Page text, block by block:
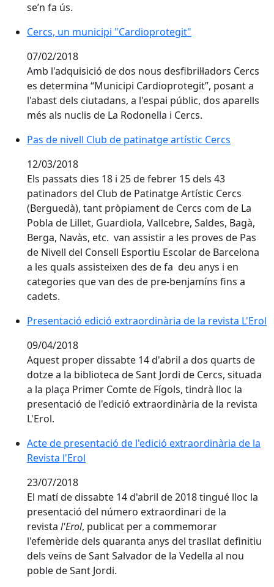
se’n fa ús.
Cercs, un municipi "Cardioprotegit"
Cercs, un municipi "Cardioprotegit"
07/02/2018
Amb l'adquisició de dos nous desfibril·ladors Cercs
es determina “Municipi Cardioprotegit”, posant a
l'abast dels ciutadans, a l'espai públic, dos aparells
més als nuclis de La Rodonella i Cercs.
Pas de nivell Club de patinatge artístic Cercs
Pas de nivell Club de patinatge artístic Cercs
12/03/2018
Els passats dies 18 i 25 de febrer 15 dels 43
patinadors del Club de Patinatge Artístic Cercs
(Berguedà), tant pròpiament de Cercs com de La
Pobla de Lillet, Guardiola, Vallcebre, Saldes, Bagà,
Berga, Navàs, etc. van assistir a les proves de Pas
de Nivell del Consell Esportiu Escolar de Barcelona
a les quals assisteixen des de fa deu anys i en
categories que van des de pre-benjamíns fins a
cadets.
Presentació edició extraordinària de la revista L'Erol
Presentació edició extraordinària de la revista L'Erol
09/04/2018
Aquest proper dissabte 14 d'abril a dos quarts de
dotze a la biblioteca de Sant Jordi de Cercs, situada
a la plaça Primer Comte de Fígols, tindrà lloc la
presentació de l'edició extraordinària de la revista
L'Erol.
Acte de presentació de l'edició extraordinària de la
Acte de presentació de l'edició extraordinària de la
Revista l'Erol
23/07/2018
El matí de dissabte 14 d'abril de 2018 tingué lloc la
presentació del número extraordinari de la
revista l'Erol, publicat per a commemorar
l'efemèride dels quaranta anys del trasllat definitiu
dels veïns de Sant Salvador de la Vedella al nou
poble de Sant Jordi.